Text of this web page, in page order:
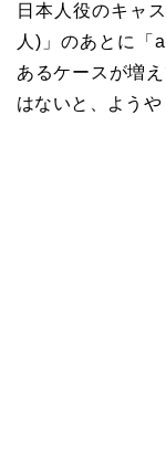
日本人役のキャ
人)」のあとに「
あるケースが増
はないと、ようや